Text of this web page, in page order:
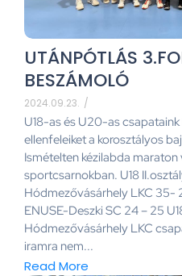
UTÁNPÓTLÁS
BESZÁMOLÓ
2024.09.23. /
U18-as és U20-as
ellenfeleiket a korosztályos
Ismételten kézilabda maraton
sportcsarnokban. U18
Hódmezővásárhely LKC 35-
ENUSE-Deszki SC 24 – 25
Hódmezővásárhely LKC
iramra nem...
Read More